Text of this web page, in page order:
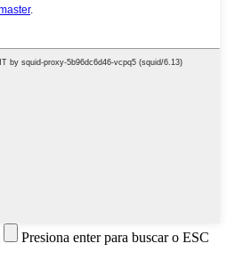
Presiona enter para buscar o ESC